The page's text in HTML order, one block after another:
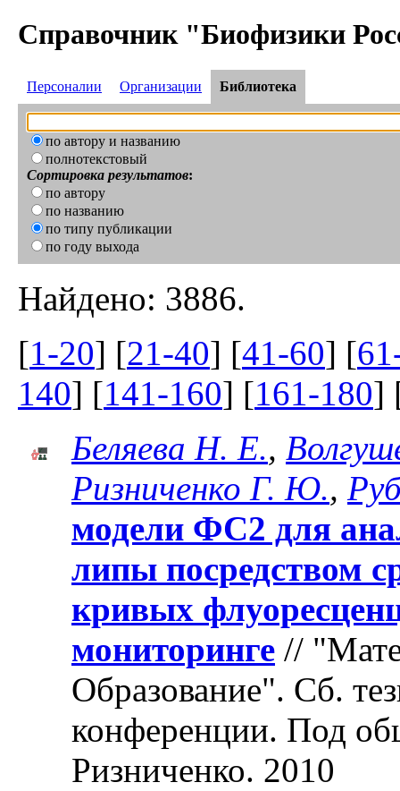
Справочник "Биофизики
Персоналии Организации Библиотека
по автору и названию
полнотекстовый
Сортировка результатов:
по автору
по названию
по типу публикации
по году выхода
Найдено: 3886.
[1-20] [21-40] [41-60] [
140] [141-160] [161-180]
Беляева Н. Е.,
Ризниченко Г. Ю.,
модели ФС2 для
липы посредством
кривых
мониторинге //
Образование". Cб.
конференции. Под
Ризниченко. 2010